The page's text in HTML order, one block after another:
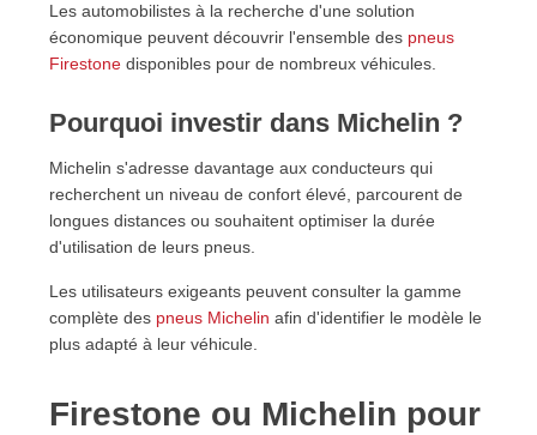
Les automobilistes à la recherche d'une solution
économique peuvent découvrir l'ensemble des pneus
Firestonedisponibles pour de nombreux véhicules.
Pourquoi investir dans Michelin ?
Michelin s'adresse davantage aux conducteurs qui
recherchent un niveau de confort élevé, parcourent de
longues distances ou souhaitent optimiser la durée
d'utilisation de leurs pneus.
Les utilisateurs exigeants peuvent consulter la gamme
complète des pneus Michelin afin d'identifier le modèle le
plus adapté à leur véhicule.
Firestone ou Michelin pour